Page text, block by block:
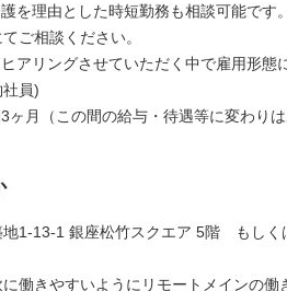
理由とした時短勤務も相談可能です
ご相談ください。
リングさせていただく中で雇用形態
員)
月（この間の給与・待遇等に変わりは
地1-13-1 銀座松竹スクエア 5階 もしく
働きやすいようにリモートメインの